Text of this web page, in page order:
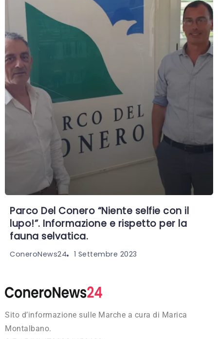
Parco Del Conero “Niente selfie con il
lupo!”. Informazione e rispetto per la
fauna selvatica.
ConeroNews24 1 Settembre 2023
Sito d’informazione sulle Marche a cura di Marica
Montalbano.